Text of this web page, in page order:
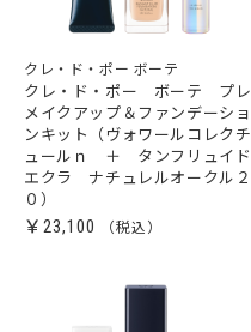
クレ・ド・ポー ボーテ
クレ・ド・ポー ボーテ プレ
メイクアップ＆ファンデーショ
ンキット（ヴォワールコレクチ
ュールｎ ＋ タンフリュイド
エクラ ナチュレルオークル２
０）
￥23,100